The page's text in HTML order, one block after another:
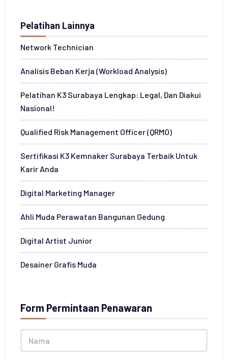
Pelatihan Lainnya
Network Technician
Analisis Beban Kerja (Workload Analysis)
Pelatihan K3 Surabaya Lengkap: Legal, Dan Diakui
Nasional!
Qualified Risk Management Officer (QRMO)
Sertifikasi K3 Kemnaker Surabaya Terbaik Untuk
Karir Anda
Digital Marketing Manager
Ahli Muda Perawatan Bangunan Gedung
Digital Artist Junior
Desainer Grafis Muda
Form Permintaan Penawaran
m